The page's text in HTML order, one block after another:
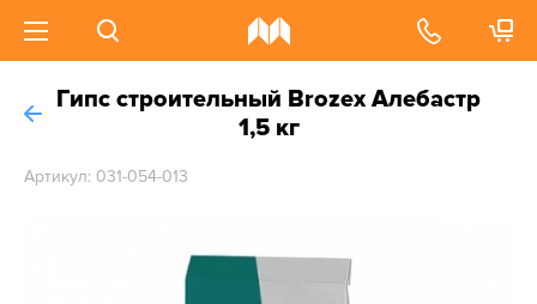
Гипс строительный Brozex Алебастр
1,5 кг
Артикул: 031-054-013